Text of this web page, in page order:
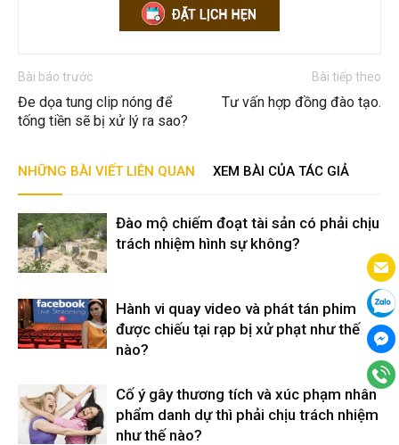
Bài báo trước
Đe dọa tung clip nóng để
tống tiền sẽ bị xử lý ra sao?
Bài tiếp theo
Tư vấn hợp đồng đào tạo.
NHỮNG BÀI VIẾT LIÊN QUAN XEM BÀI CỦA TÁC GIẢ
Đào mộ chiếm đoạt tài sản có phải chịu
trách nhiệm hình sự không?
Hành vi quay video và phát tán phim
được chiếu tại rạp bị xử phạt như thế
nào?
Cố ý gây thương tích và xúc phạm nhân
phẩm danh dự thì phải chịu trách nhiệm
như thế nào?